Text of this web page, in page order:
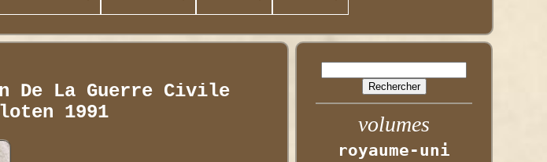
De La Guerre Civile
1991
volumes
royaume-uni